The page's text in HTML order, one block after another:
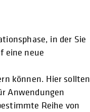
in der Sie
eine neue
können. Hier sollten
Anwendungen
Reihe von